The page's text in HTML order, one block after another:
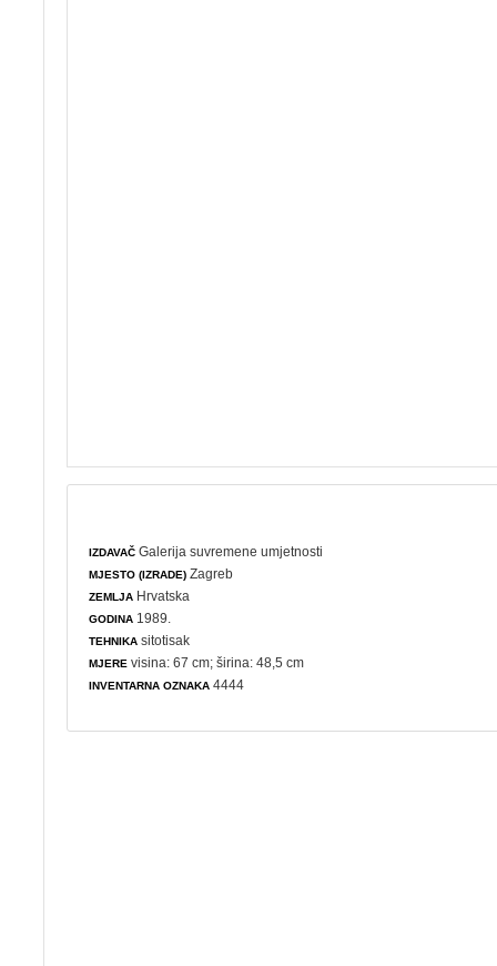
IZDAVAČ Galerija suvremene umjetnosti
MJESTO (IZRADE) Zagreb
ZEMLJA Hrvatska
GODINA 1989.
TEHNIKA sitotisak
MJERE visina: 67 cm; širina: 48,5 cm
INVENTARNA OZNAKA 4444